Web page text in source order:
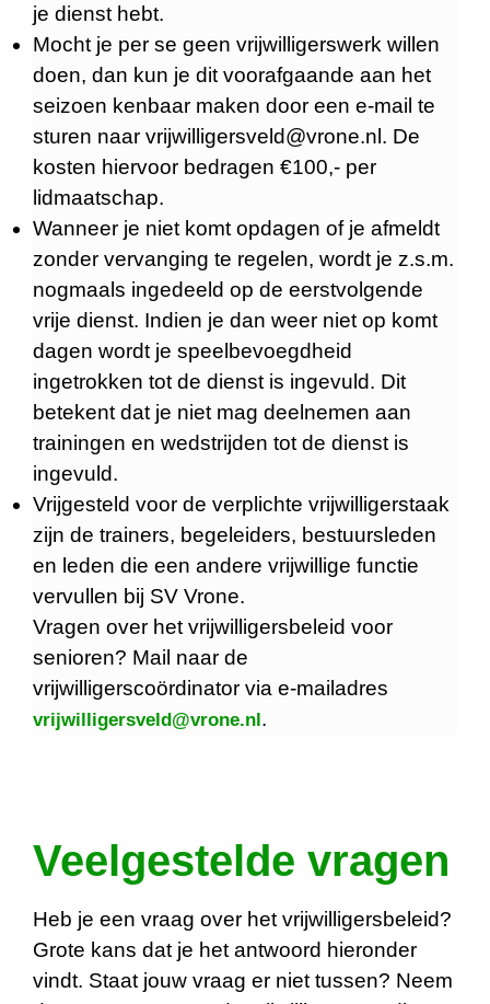
je dienst hebt.
Mocht je per se geen vrijwilligerswerk willen
doen, dan kun je dit voorafgaande aan het
seizoen kenbaar maken door een e-mail te
sturen naar vrijwilligersveld@vrone.nl. De
kosten hiervoor bedragen €100,- per
lidmaatschap.
Wanneer je niet komt opdagen of je afmeldt
zonder vervanging te regelen, wordt je z.s.m.
nogmaals ingedeeld op de eerstvolgende
vrije dienst. Indien je dan weer niet op komt
dagen wordt je speelbevoegdheid
ingetrokken tot de dienst is ingevuld. Dit
betekent dat je niet mag deelnemen aan
trainingen en wedstrijden tot de dienst is
ingevuld.
Vrijgesteld voor de verplichte vrijwilligerstaak
zijn de trainers, begeleiders, bestuursleden
en leden die een andere vrijwillige functie
vervullen bij SV Vrone.
Vragen over het vrijwilligersbeleid voor
senioren? Mail naar de
vrijwilligerscoördinator via e-mailadres
vrijwilligersveld@vrone.nl.
Veelgestelde vragen
Heb je een vraag over het vrijwilligersbeleid?
Grote kans dat je het antwoord hieronder
vindt. Staat jouw vraag er niet tussen? Neem